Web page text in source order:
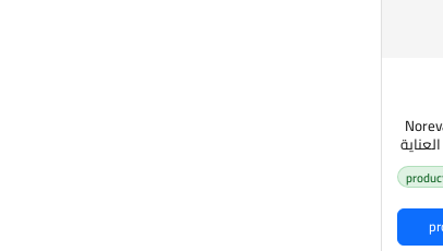
Anti-Imperfection Care 5ml العناية